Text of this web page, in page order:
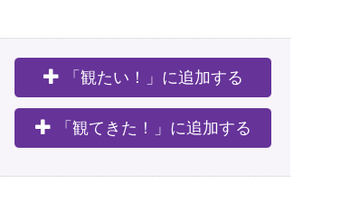
「観たい！」に追加する
「観てきた！」に追加する